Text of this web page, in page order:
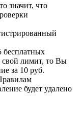
значит, что
бесплатных
свой лимит, то Вы
за 10 руб.
будет удалено